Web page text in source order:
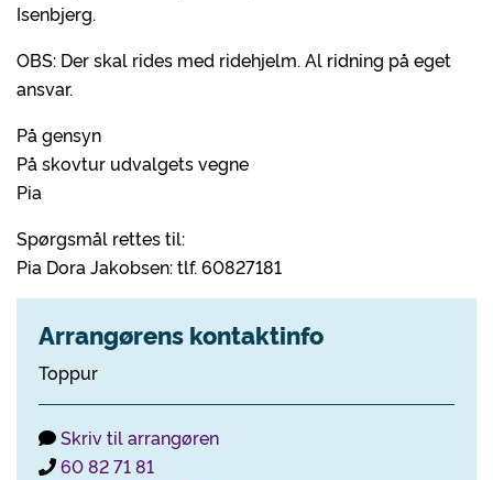
Isenbjerg.
OBS: Der skal rides med ridehjelm. Al ridning på eget
ansvar.
På gensyn
På skovtur udvalgets vegne
Pia
Spørgsmål rettes til:
Pia Dora Jakobsen: tlf. 60827181
Arrangørens kontaktinfo
Toppur
Skriv til arrangøren
60 82 71 81